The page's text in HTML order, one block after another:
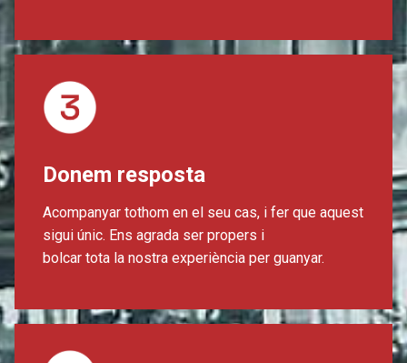
Donem resposta
Acompanyar tothom en el seu cas, i fer que aquest
sigui únic. Ens agrada ser propers i
bolcar tota la nostra experiència per guanyar.